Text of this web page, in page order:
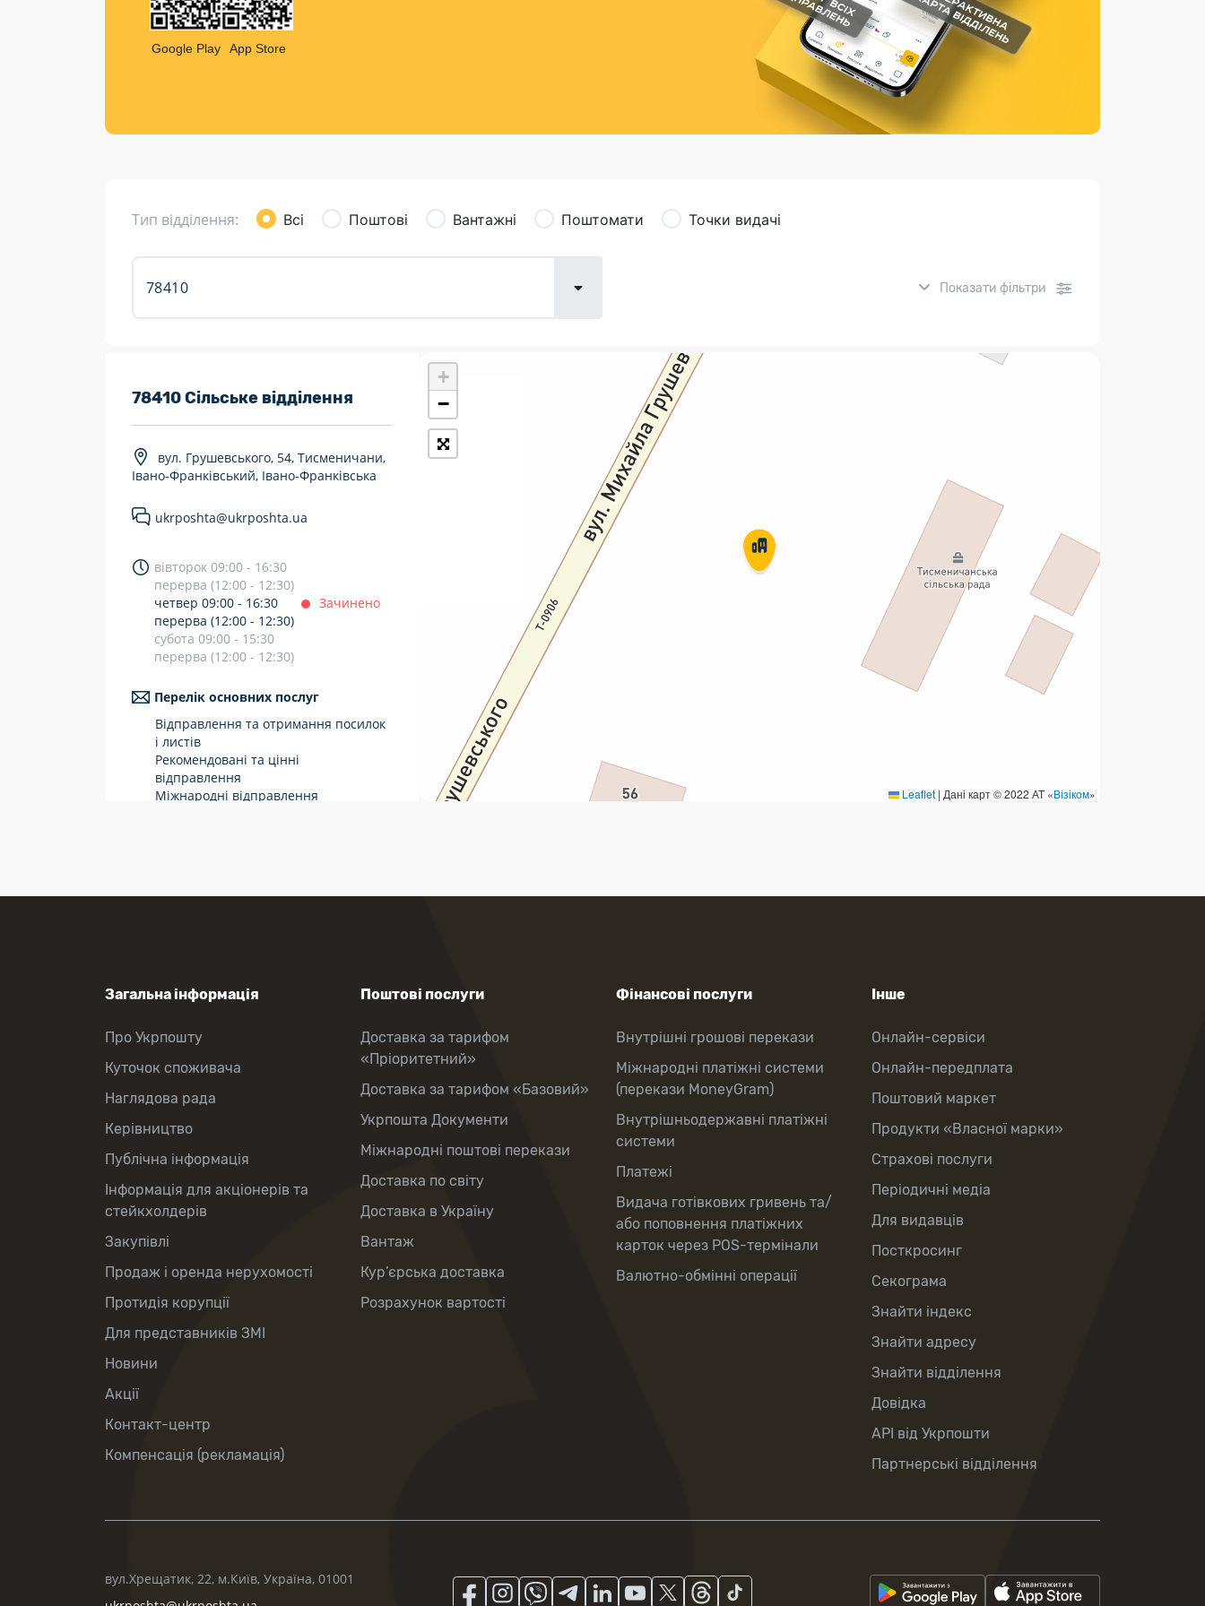
Листи та листівки
Кур’єрська доставка
Страхові послуги
Каталог «Укрпошта Маркет»
Google Play App Store
Тип відділення: Всі Поштові Вантажні Поштомати Точки видачі
Показати фільтри
7 днів на тиждень
Працюють після 19:00
Укрпошта Експрес/тариф
Укрпошта Стандарт/тариф «Базовий»
Доставка за межі України
Прийом вантажів
Комунальні та інші платежі
78410 Сільське відділення
вул. Грушевського, 54, Тисменичани,
Івано-Франківський, Івано-Франківська
ukrposhta@ukrposhta.ua
вівторок 09:00 - 16:30
перерва (12:00 - 12:30)
четвер 09:00 - 16:30
Зачинено
перерва (12:00 - 12:30)
субота 09:00 - 15:30
перерва (12:00 - 12:30)
Перелік основних послуг
Відправлення та отримання посилок
і листів
Рекомендовані та цінні
відправлення
Міжнародні відправлення
Продаж товарів
+
−
Leaflet | Дані карт © 2022 АТ «Візіком»
Загальна інформація
Про Укрпошту
Куточок споживача
Наглядова рада
Керівництво
Публічна інформація
Інформація для акціонерів та
стейкхолдерів
Закупівлі
Продаж і оренда нерухомості
Протидія корупції
Для представників ЗМІ
Новини
Акції
Контакт-центр
Компенсація (рекламація)
Поштові послуги
Доставка за тарифом
«Пріоритетний»
Доставка за тарифом «Базовий»
Укрпошта Документи
Міжнародні поштові перекази
Доставка по світу
Доставка в Україну
Вантаж
Кур’єрська доставка
Розрахунок вартості
Фінансові послуги
Внутрішні грошові перекази
Міжнародні платіжні системи
(перекази MoneyGram)
Внутрішньодержавні платіжні
системи
Платежі
Видача готівкових гривень та/
або поповнення платіжних
карток через POS-термінали
Валютно-обмінні операції
Інше
Онлайн-сервіси
Онлайн-передплата
Поштовий маркет
Продукти «Власної марки»
Страхові послуги
Періодичні медіа
Для видавців
Посткросинг
Секограма
Знайти індекс
Знайти адресу
Знайти відділення
Довідка
API від Укрпошти
Партнерські відділення
вул.Хрещатик, 22, м.Київ, Україна, 01001